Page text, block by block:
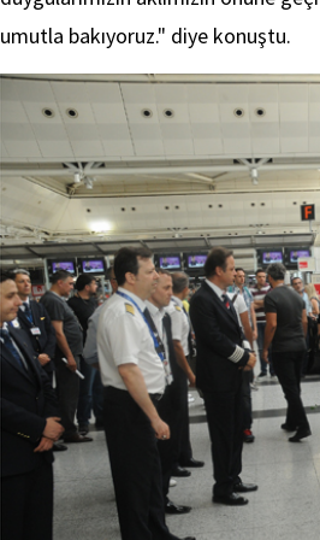
umutla bakıyoruz." diye konuştu.